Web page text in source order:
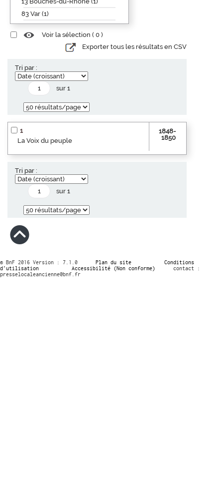
83 Var (1)
Voir la sélection ( 0 )
Exporter tous les résultats en CSV
Tri par :
sur 1
1
La Voix du peuple
1848-
1850
Tri par :
sur 1
© BnF 2016 Version : 7.1.0 Plan du site
Conditions
d’utilisation
Accessibilité (Non conforme)
contact :
presselocaleancienne@bnf.fr